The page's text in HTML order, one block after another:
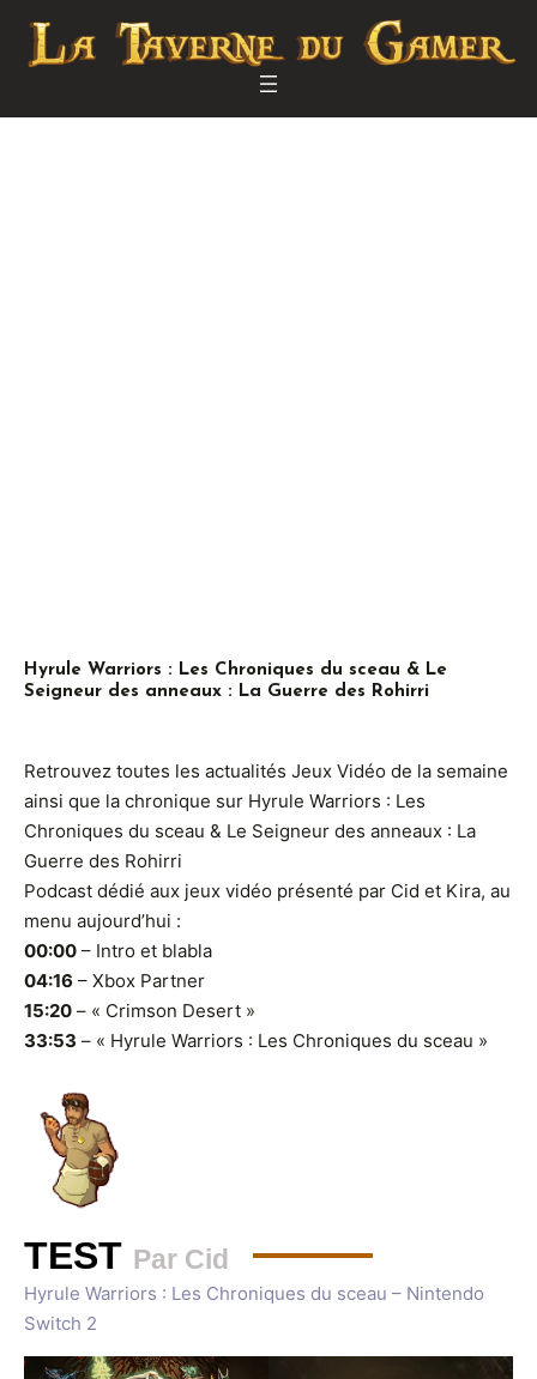
Hyrule Warriors : Les Chroniques du sceau & Le
Seigneur des anneaux : La Guerre des Rohirri
Retrouvez toutes les actualités Jeux Vidéo de la semaine
ainsi que la chronique sur Hyrule Warriors : Les
Chroniques du sceau & Le Seigneur des anneaux : La
Guerre des Rohirri
Podcast dédié aux jeux vidéo présenté par Cid et Kira, au
menu aujourd’hui :
00:00 – Intro et blabla
04:16 – Xbox Partner
15:20 – « Crimson Desert »
33:53 – « Hyrule Warriors : Les Chroniques du sceau »
TEST Par Cid
Hyrule Warriors : Les Chroniques du sceau – Nintendo
Switch 2